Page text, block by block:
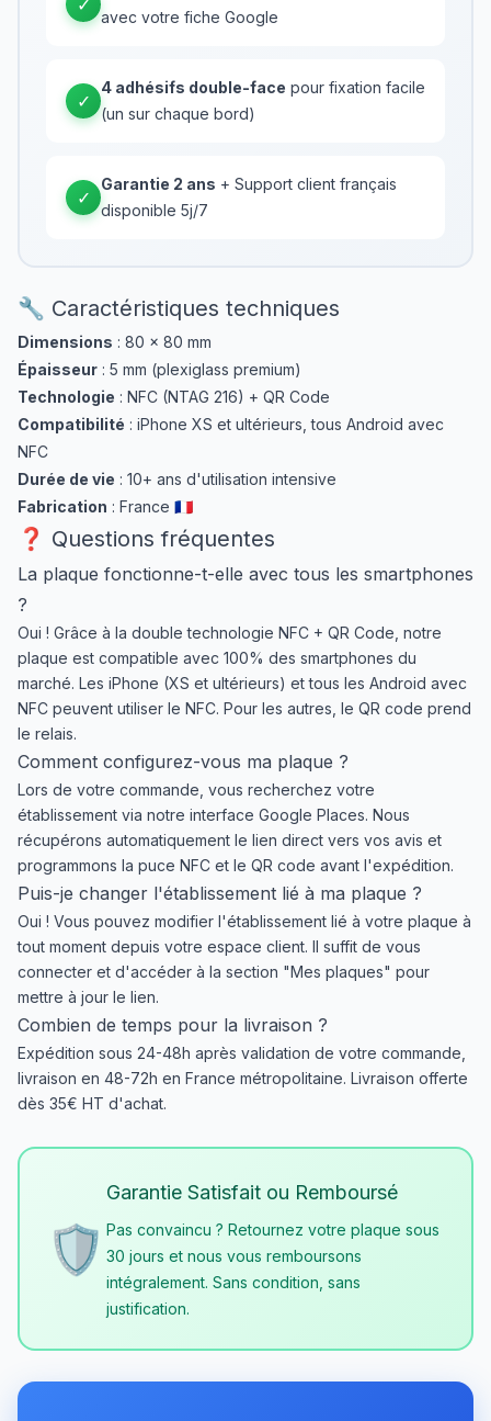
avec votre fiche Google
✓
4 adhésifs double-face pour fixation facile
(un sur chaque bord)
✓
Garantie 2 ans + Support client français
disponible 5j/7
🔧 Caractéristiques techniques
Dimensions : 80 × 80 mm
Épaisseur : 5 mm (plexiglass premium)
Technologie : NFC (NTAG 216) + QR Code
Compatibilité : iPhone XS et ultérieurs, tous Android avec
NFC
Durée de vie : 10+ ans d'utilisation intensive
Fabrication : France 🇫🇷
❓ Questions fréquentes
La plaque fonctionne-t-elle avec tous les smartphones
?
Oui ! Grâce à la double technologie NFC + QR Code, notre
plaque est compatible avec 100% des smartphones du
marché. Les iPhone (XS et ultérieurs) et tous les Android avec
NFC peuvent utiliser le NFC. Pour les autres, le QR code prend
le relais.
Comment configurez-vous ma plaque ?
Lors de votre commande, vous recherchez votre
établissement via notre interface Google Places. Nous
récupérons automatiquement le lien direct vers vos avis et
programmons la puce NFC et le QR code avant l'expédition.
Puis-je changer l'établissement lié à ma plaque ?
Oui ! Vous pouvez modifier l'établissement lié à votre plaque à
tout moment depuis votre espace client. Il suffit de vous
connecter et d'accéder à la section "Mes plaques" pour
mettre à jour le lien.
Combien de temps pour la livraison ?
Expédition sous 24-48h après validation de votre commande,
livraison en 48-72h en France métropolitaine. Livraison offerte
dès 35€ HT d'achat.
🛡️
Garantie Satisfait ou Remboursé
Pas convaincu ? Retournez votre plaque sous
30 jours et nous vous remboursons
intégralement. Sans condition, sans
justification.